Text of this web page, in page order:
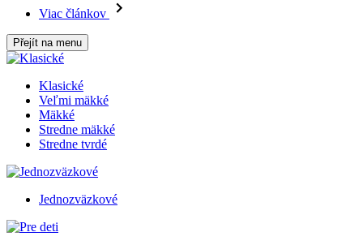
Viac článkov
Přejít na menu
Klasické
Veľmi mäkké
Mäkké
Stredne mäkké
Stredne tvrdé
Jednozväzkové